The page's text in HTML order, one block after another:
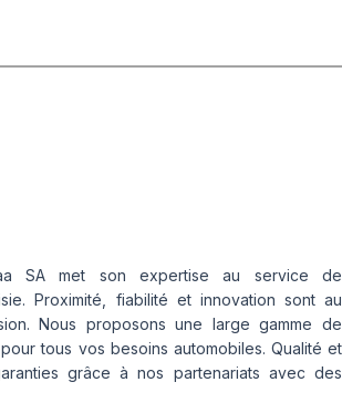
SA met son expertise au service de
Proximité, fiabilité et innovation sont au
Nous proposons une large gamme de
tous vos besoins automobiles. Qualité et
grâce à nos partenariats avec des